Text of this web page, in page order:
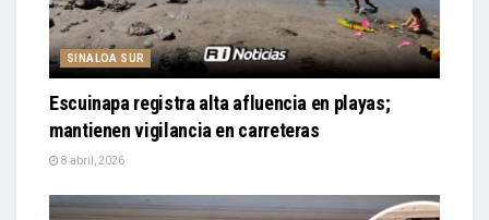
SINALOA SUR
Escuinapa registra alta afluencia en playas;
mantienen vigilancia en carreteras
8 abril, 2026